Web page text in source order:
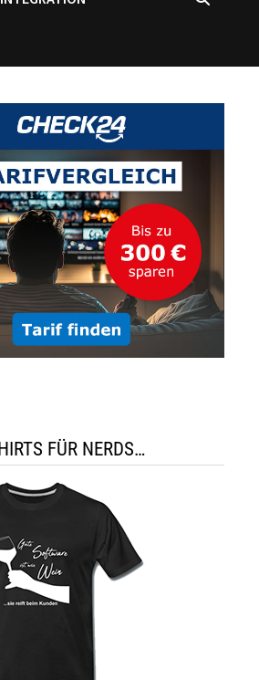
FÜR NERDS…